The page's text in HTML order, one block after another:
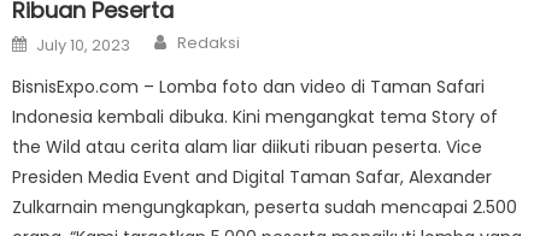
Ribuan Peserta
Posted
on
July 10, 2023 Author
Redaksi
BisnisExpo.com – Lomba foto dan video di Taman Safari
Indonesia kembali dibuka. Kini mengangkat tema Story of
the Wild atau cerita alam liar diikuti ribuan peserta. Vice
Presiden Media Event and Digital Taman Safar, Alexander
Zulkarnain mengungkapkan, peserta sudah mencapai 2.500